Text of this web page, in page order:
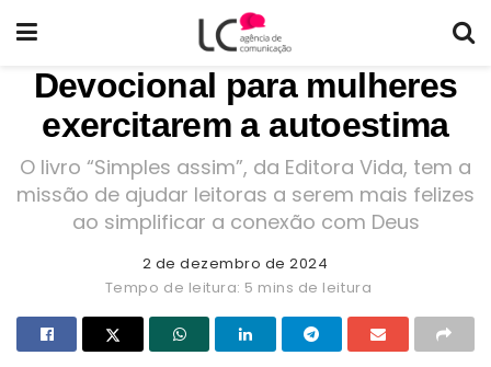
Devocional para mulheres
exercitarem a autoestima
O livro “Simples assim”, da Editora Vida, tem a
missão de ajudar leitoras a serem mais felizes
ao simplificar a conexão com Deus
2 de dezembro de 2024
Tempo de leitura: 5 mins de leitura